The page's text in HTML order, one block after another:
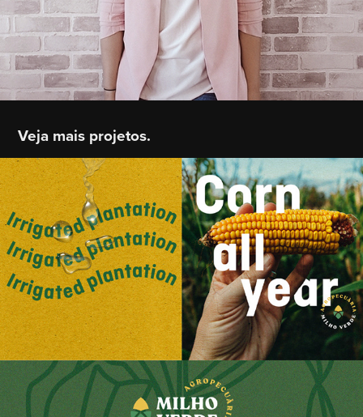
Veja mais projetos.
Agropecuária Milho Verde
2020